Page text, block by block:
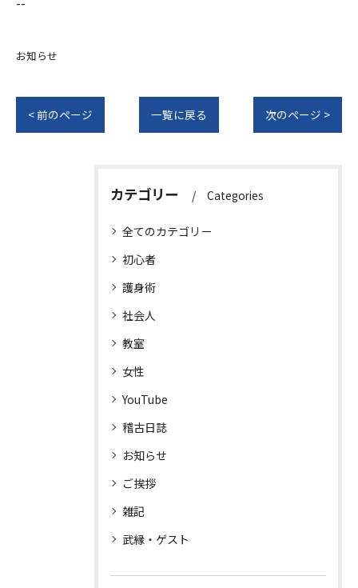
お知らせ
< 前のページ 一覧に戻る 次のページ >
カテゴリー Categories
全てのカテゴリー
初心者
護身術
社会人
教室
女性
YouTube
稽古日誌
お知らせ
ご挨拶
雑記
武縁・ゲスト